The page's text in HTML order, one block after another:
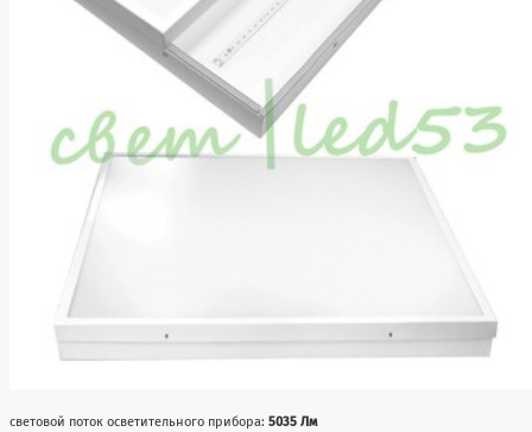
световой поток осветительного прибора:5035 Лм